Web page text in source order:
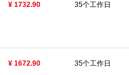
¥ 1732.90 35个工作日
¥ 1672.90 35个工作日